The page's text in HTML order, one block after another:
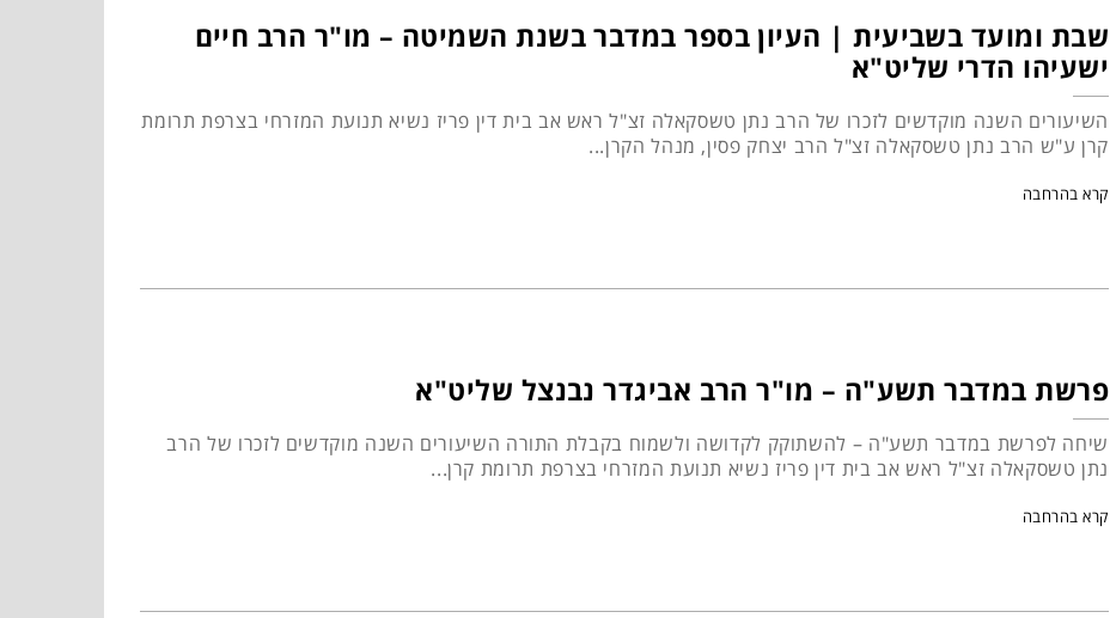
שבת ומועד בשביעית | העיון בספר במדבר בשנת השמיטה – מו"ר הרב חיים
ישעיהו הדרי שליט"א
השיעורים השנה מוקדשים לזכרו של הרב נתן טשסקאלה זצ"ל ראש אב בית דין פריז נשיא תנועת המזרחי בצרפת תרומת
קרן ע"ש הרב נתן טשסקאלה זצ"ל הרב יצחק פסין, מנהל הקרן...
קרא בהרחבה
פרשת במדבר תשע"ה – מו"ר הרב אביגדר נבנצל שליט"א
שיחה לפרשת במדבר תשע"ה – להשתוקק לקדושה ולשמוח בקבלת התורה השיעורים השנה מוקדשים לזכרו של הרב
נתן טשסקאלה זצ"ל ראש אב בית דין פריז נשיא תנועת המזרחי בצרפת תרומת קרן...
קרא בהרחבה